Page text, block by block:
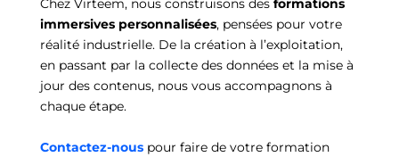
Chez Virteem, nous construisons desformations
immersives personnalisées, pensées pour votre
réalité industrielle. De la création à l’exploitation,
en passant par la collecte des données et la mise à
jour des contenus, nous vous accompagnons à
chaque étape.
Contactez-nouspour faire de votre formation